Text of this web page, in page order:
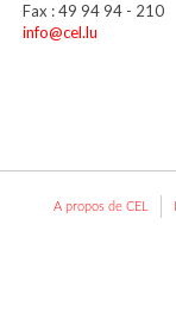
Fax : 49 94 94 - 210
info@cel.lu
A propos de CEL